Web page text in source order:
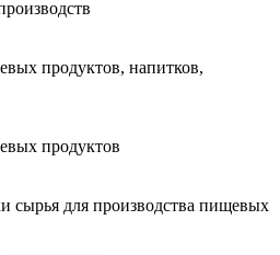
продуктов, напитков,
продуктов
сырья для производства пищевых